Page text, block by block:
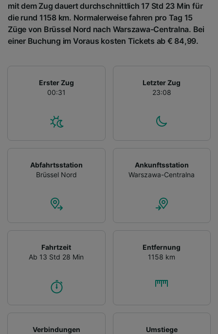
mit dem Zug dauert durchschnittlich 17 Std 23 Min für
die rund 1158 km. Normalerweise fahren pro Tag 15
Züge von Brüssel Nord nach Warszawa-Centralna. Bei
einer Buchung im Voraus kosten Tickets ab € 84,99.
Erster Zug
00:31
Letzter Zug
23:08
Abfahrtsstation
Brüssel Nord
Ankunftsstation
Warszawa-Centralna
Fahrtzeit
Ab 13 Std 28 Min
Entfernung
1158 km
Verbindungen
Umstiege